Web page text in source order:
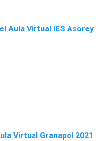
Aula Virtual IES Asorey
Virtual Granapol 2021